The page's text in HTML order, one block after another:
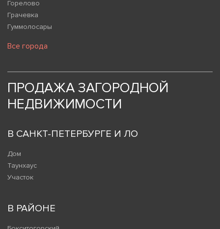
Горелово
Грачевка
Гуммолосары
Все города
ПРОДАЖА ЗАГОРОДНОЙ
НЕДВИЖИМОСТИ
В САНКТ-ПЕТЕРБУРГЕ И ЛО
Дом
Таунхаус
Участок
В РАЙОНЕ